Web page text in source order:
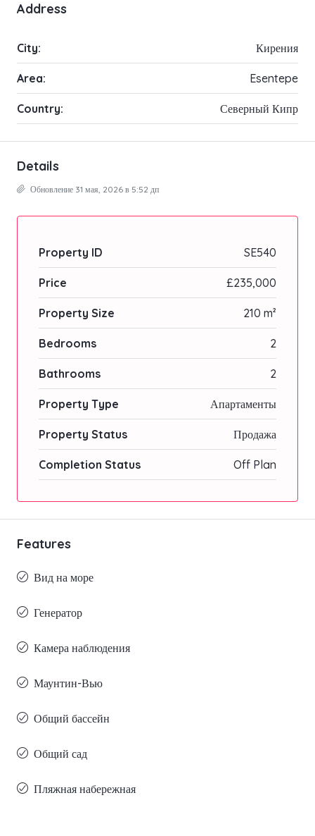
Address
City: Кирения
Area: Esentepe
Country: Северный Кипр
Details
Обновление 31 мая, 2026 в 5:52 дп
Property ID SE540
Price £235,000
Property Size 210 m²
Bedrooms 2
Bathrooms 2
Property Type Апартаменты
Property Status Продажа
Completion Status Off Plan
Features
Вид на море
Генератор
Камера наблюдения
Маунтин-Вью
Общий бассейн
Общий сад
Пляжная набережная